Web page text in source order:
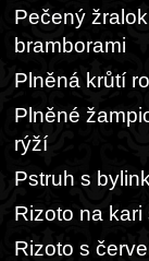
Pečený
bramborami
Plněná krůtí
Plněné
rýží
Pstruh s
Rizoto na
Rizoto s